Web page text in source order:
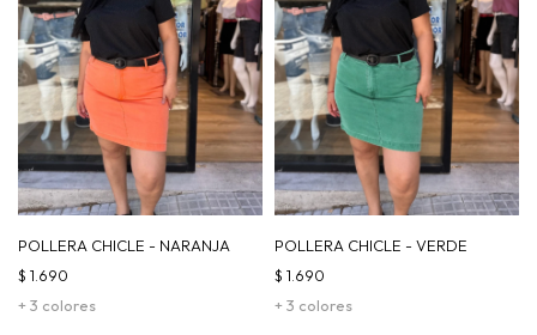
POLLERA CHICLE - NARANJA
+ 3 colores
$ 1.690
POLLERA CHICLE - VERDE
+ 3 colores
$ 1.690